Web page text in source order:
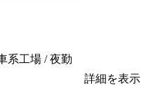
系工場 / 夜勤
詳細を表示